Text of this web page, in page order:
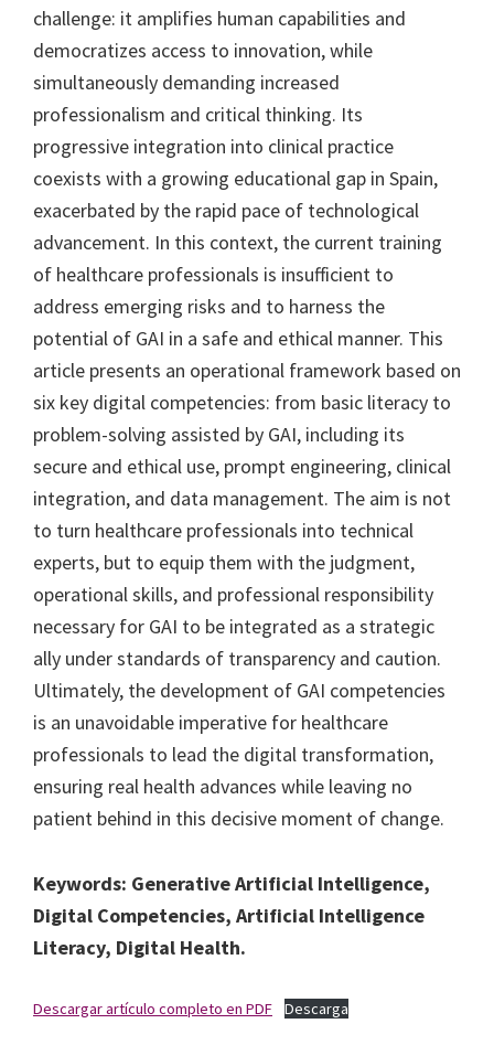
challenge: it amplifies human capabilities and
democratizes access to innovation, while
simultaneously demanding increased
professionalism and critical thinking. Its
progressive integration into clinical practice
coexists with a growing educational gap in Spain,
exacerbated by the rapid pace of technological
advancement. In this context, the current training
of healthcare professionals is insufficient to
address emerging risks and to harness the
potential of GAI in a safe and ethical manner. This
article presents an operational framework based on
six key digital competencies: from basic literacy to
problem-solving assisted by GAI, including its
secure and ethical use, prompt engineering, clinical
integration, and data management. The aim is not
to turn healthcare professionals into technical
experts, but to equip them with the judgment,
operational skills, and professional responsibility
necessary for GAI to be integrated as a strategic
ally under standards of transparency and caution.
Ultimately, the development of GAI competencies
is an unavoidable imperative for healthcare
professionals to lead the digital transformation,
ensuring real health advances while leaving no
patient behind in this decisive moment of change.
Keywords: Generative Artificial Intelligence,
Digital Competencies, Artificial Intelligence
Literacy, Digital Health.
Descargar artículo completo en PDF Descarga